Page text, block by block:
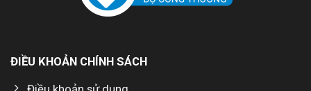
ĐIỀU KHOẢN CHÍNH SÁCH